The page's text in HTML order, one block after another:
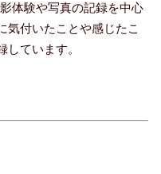
体験や写真の記録を中心
気付いたことや感じたこ
しています。